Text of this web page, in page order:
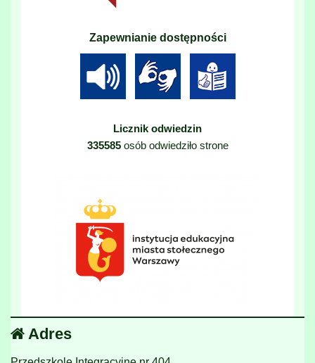
Zapewnianie dostępności
Licznik odwiedzin
335585osób odwiedziło strone
Adres